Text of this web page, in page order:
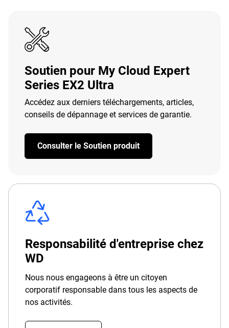
Soutien pour My Cloud Expert
Series EX2 Ultra
Accédez aux derniers téléchargements, articles,
conseils de dépannage et services de garantie.
Consulter le Soutien produit
Responsabilité d'entreprise chez
WD
Nous nous engageons à être un citoyen
corporatif responsable dans tous les aspects de
nos activités.